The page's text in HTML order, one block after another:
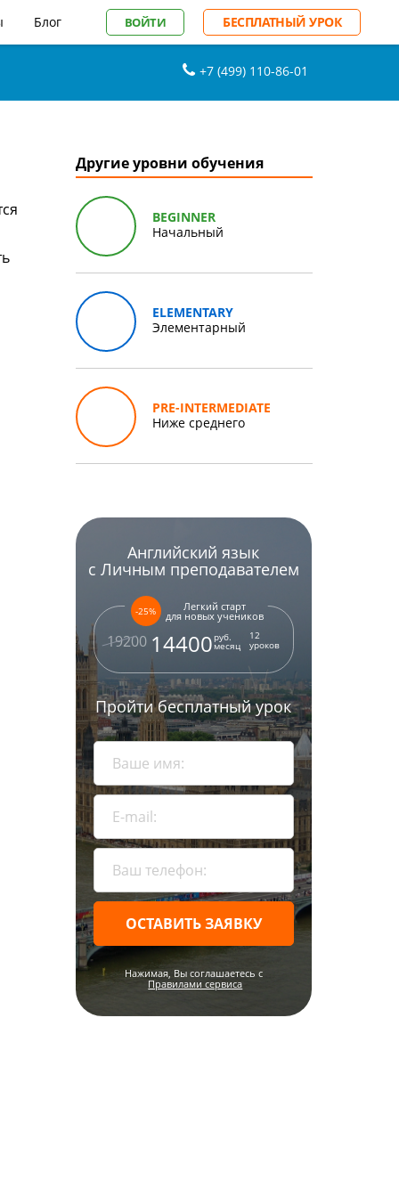
БЕСПЛАТНЫЙ УРОК
ВОЙТИ
Блог
+7 (499) 110-86-01
Другие уровни обучения
BEGINNER
Начальный
ELEMENTARY
Элементарный
PRE-INTERMEDIATE
Ниже среднего
Английский язык
с Личным преподавателем
-25% Легкий старт
для новых учеников
19200 14400руб.
месяц
12
уроков
Пройти бесплатный урок
ОСТАВИТЬ ЗАЯВКУ
Нажимая, Вы соглашаетесь c
Правилами сервиса